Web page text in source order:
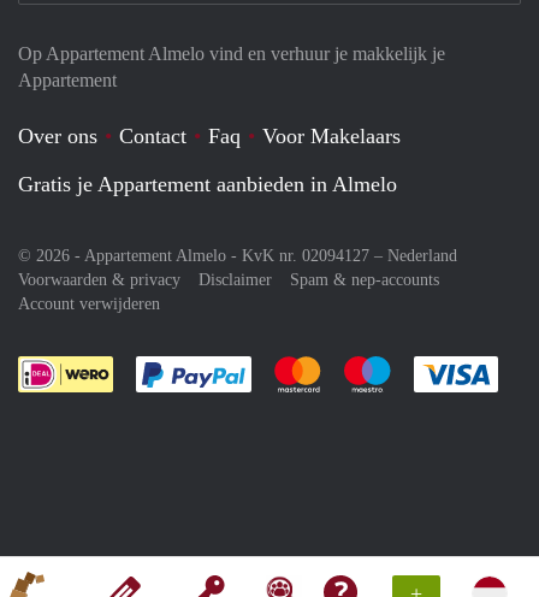
Op Appartement Almelo vind en verhuur je makkelijk je
Appartement
Over ons Contact Faq
Voor Makelaars
Gratis je Appartement aanbieden in Almelo
© 2026 - Appartement Almelo - KvK nr. 02094127 – Nederland
Voorwaarden & privacy
Disclaimer
Spam & nep-accounts
Account verwijderen
Je rekent gemakkelijk af met Paypal
Je rekent gemakkelijk af met
Je rekent